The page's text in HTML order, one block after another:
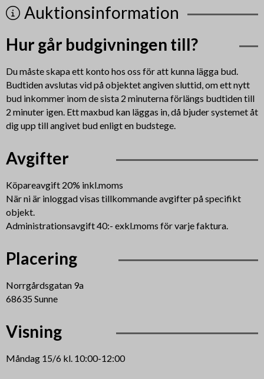
Auktionsinformation
Hur går budgivningen till?
Du måste skapa ett konto hos oss för att kunna lägga bud.
Budtiden avslutas vid på objektet angiven sluttid, om ett nytt
bud inkommer inom de sista 2 minuterna förlängs budtiden till
2 minuter igen. Ett maxbud kan läggas in, då bjuder systemet åt
dig upp till angivet bud enligt en budstege.
Avgifter
Köpareavgift 20% inkl.moms
När ni är inloggad visas tillkommande avgifter på specifikt
objekt.
Administrationsavgift 40:- exkl.moms för varje faktura.
Placering
Norrgårdsgatan 9a
68635 Sunne
Visning
Måndag 15/6 kl. 10:00-12:00